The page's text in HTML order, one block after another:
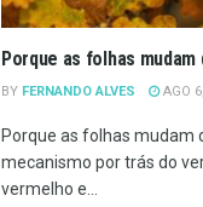
Porque as folhas
BY FERNANDO ALVES AGO
Porque as folhas mudam
mecanismo por trás do
vermelho e...